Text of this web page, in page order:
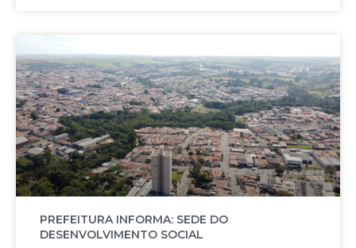
PREFEITURA INFORMA: SEDE DO
DESENVOLVIMENTO SOCIAL